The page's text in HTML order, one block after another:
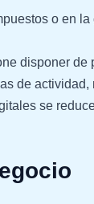
o en la
disponer
de
se